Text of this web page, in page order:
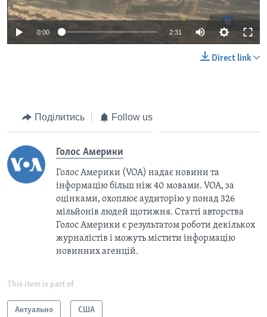
0:00 2:31
Direct link
Поділитись Follow us
Голос Америки
Голос Америки (VOA) надає новини та
інформацію більш ніж 40 мовами. VOA, за
оцінками, охоплює аудиторію у понад 326
мільйонів людей щотижня. Статті авторства
Голос Америки є результатом роботи декількох
журналістів і можуть містити інформацію
новинних агенцій.
This item is part of
Актуально США